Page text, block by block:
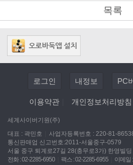
목록
로그인 내정보 PC
이용약관 개인정보처리방침
세계사이버기원(주)
대표 : 곽민호
사업자등록번호 : 220-81-
통신판매업 신고번호:2011-서울중구-0579
서울 중구 퇴계로27길 28(충무로3가) 한영빌딩
전화 : 02-2285-6950
팩스 : 02-2285-6955 이메일 :